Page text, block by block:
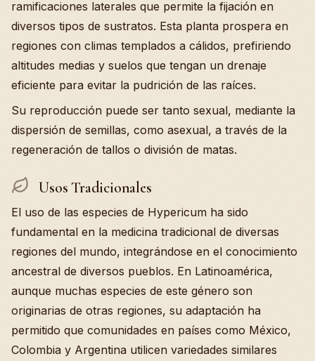
ramificaciones laterales que permite la fijación en
diversos tipos de sustratos. Esta planta prospera en
regiones con climas templados a cálidos, prefiriendo
altitudes medias y suelos que tengan un drenaje
eficiente para evitar la pudrición de las raíces.
Su reproducción puede ser tanto sexual, mediante la
dispersión de semillas, como asexual, a través de la
regeneración de tallos o división de matas.
Usos Tradicionales
El uso de las especies de Hypericum ha sido
fundamental en la medicina tradicional de diversas
regiones del mundo, integrándose en el conocimiento
ancestral de diversos pueblos. En Latinoamérica,
aunque muchas especies de este género son
originarias de otras regiones, su adaptación ha
permitido que comunidades en países como México,
Colombia y Argentina utilicen variedades similares